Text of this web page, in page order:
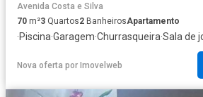
Avenida Costa e Silva
70 m²3 Quartos2 BanheirosApartamento
·Piscina·Garagem·Churrasqueira·Sala de
Nova oferta por Imovelweb